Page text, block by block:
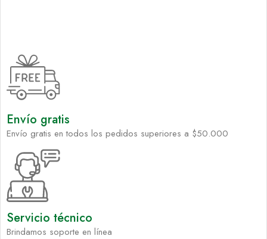
Envío gratis
Envío gratis en todos los pedidos superiores a $50.000
Servicio técnico
Brindamos soporte en línea